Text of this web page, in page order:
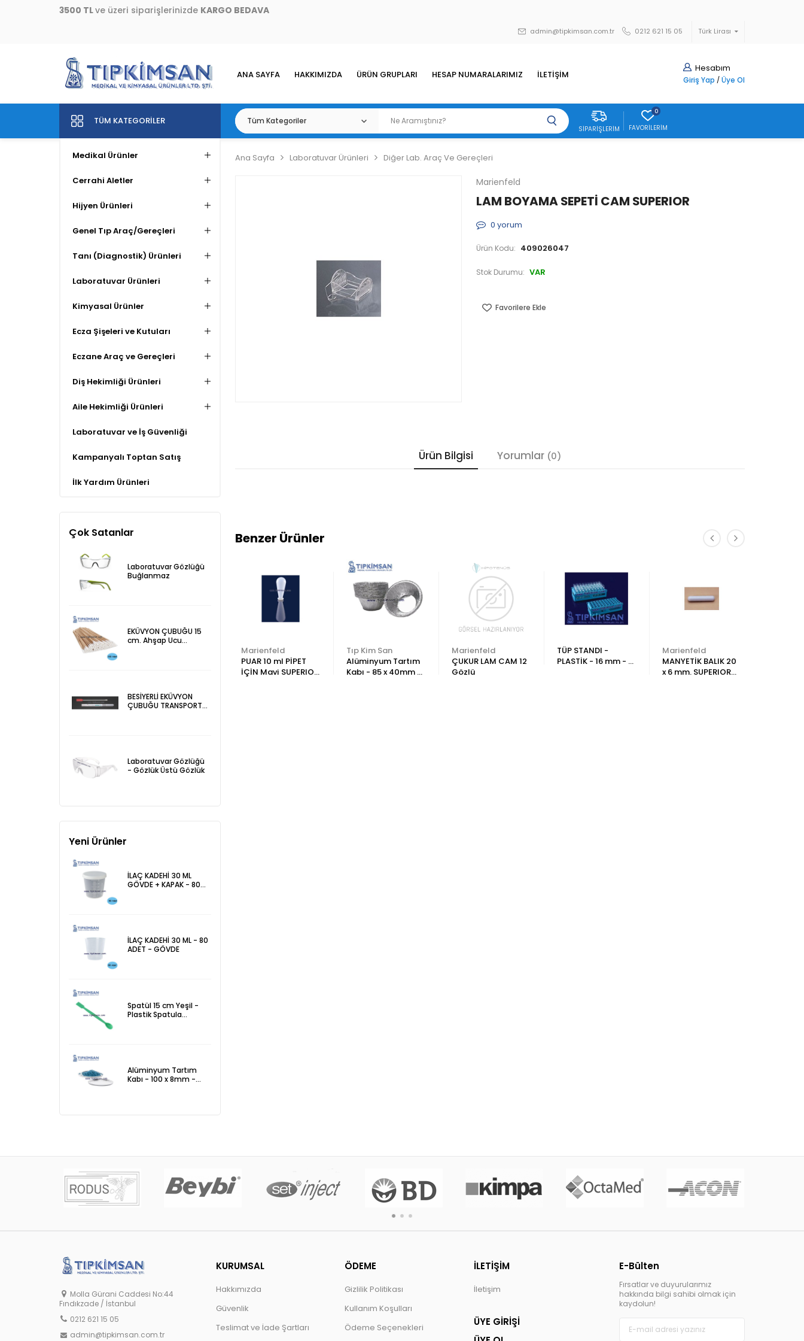
3500 TL ve üzeri siparişlerinizde KARGO BEDAVA
Türk Lirası
admin@tipkimsan.com.tr 0212 621 15 05
Hesabım
Giriş Yap / Üye Ol
ANA SAYFA HAKKIMIZDA ÜRÜN GRUPLARI HESAP NUMARALARIMIZ İLETİŞİM
TÜM KATEGORILER
Medikal Ürünler
Cerrahi Aletler
Hijyen Ürünleri
Genel Tıp Araç/Gereçleri
Tanı (Diagnostik) Ürünleri
Laboratuvar Ürünleri
Kimyasal Ürünler
Ecza Şişeleri ve Kutuları
Eczane Araç ve Gereçleri
Diş Hekimliği Ürünleri
Aile Hekimliği Ürünleri
Laboratuvar ve İş Güvenliği
Kampanyalı Toptan Satış
İlk Yardım Ürünleri
SIPARIŞLERIM
0
FAVORILERIM
Ana Sayfa Laboratuvar Ürünleri Diğer Lab. Araç Ve Gereçleri
Marienfeld
LAM BOYAMA SEPETİ CAM SUPERIOR
0 yorum
Ürün Kodu: 409026047
Stok Durumu: VAR
Favorilere Ekle
Ürün Bilgisi Yorumlar (0)
Benzer Ürünler
Marienfeld
PUAR 10 ml PİPET
İÇİN Mavi SUPERIOR
Tıp Kim San
Alüminyum Tartım
Kabı - 85 x 40mm -
Marienfeld
ÇUKUR LAM CAM 12
Gözlü
TÜP STANDI -
PLASTİK - 16 mm - 18
Marienfeld
MANYETİK BALIK 20
x 6 mm. SUPERIOR
Çok Satanlar
Laboratuvar Gözlüğü
Buğlanmaz
EKÜVYON ÇUBUĞU 15
cm. Ahşap Ucu
BESİYERLİ EKÜVYON
ÇUBUĞU TRANSPORT
Laboratuvar Gözlüğü
- Gözlük Üstü Gözlük
Yeni Ürünler
İLAÇ KADEHİ 30 ML
GÖVDE + KAPAK - 80
İLAÇ KADEHİ 30 ML - 80
ADET - GÖVDE
Spatül 15 cm Yeşil -
Plastik Spatula
Alüminyum Tartım
Kabı - 100 x 8mm -
Molla Gürani Caddesi No:44
Fındıkzade / İstanbul
0212 621 15 05
admin@tipkimsan.com.tr
E-Bülten
Fırsatlar ve duyurularımız
hakkında bilgi sahibi olmak için
kaydolun!
KURUMSAL
Hakkımızda
Güvenlik
Teslimat ve İade Şartları
ÖDEME
Gizlilik Politikası
Kullanım Koşulları
Ödeme Seçenekleri
İLETİŞİM
İletişim
ÜYE GİRİŞİ